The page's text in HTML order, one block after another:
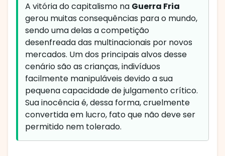
A vitória do capitalismo na Guerra Fria
gerou muitas consequências para o mundo,
sendo uma delas a competição
desenfreada das multinacionais por novos
mercados. Um dos principais alvos desse
cenário são as crianças, indivíduos
facilmente manipuláveis devido a sua
pequena capacidade de julgamento crítico.
Sua inocência é, dessa forma, cruelmente
convertida em lucro, fato que não deve ser
permitido nem tolerado.